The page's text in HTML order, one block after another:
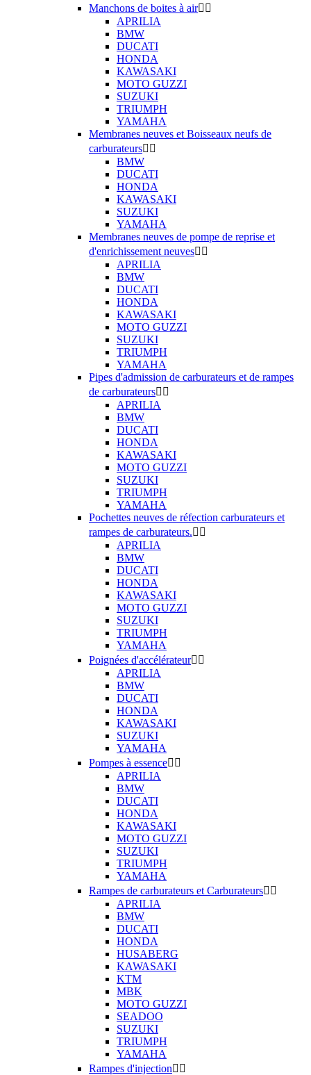
Manchons de boites à air 
APRILIA
BMW
DUCATI
HONDA
KAWASAKI
MOTO GUZZI
SUZUKI
TRIUMPH
YAMAHA
Membranes neuves et Boisseaux neufs de
carburateurs 
BMW
DUCATI
HONDA
KAWASAKI
SUZUKI
YAMAHA
Membranes neuves de pompe de reprise et
d'enrichissement neuves 
APRILIA
BMW
DUCATI
HONDA
KAWASAKI
MOTO GUZZI
SUZUKI
TRIUMPH
YAMAHA
Pipes d'admission de carburateurs et de rampes
de carburateurs 
APRILIA
BMW
DUCATI
HONDA
KAWASAKI
MOTO GUZZI
SUZUKI
TRIUMPH
YAMAHA
Pochettes neuves de réfection carburateurs et
rampes de carburateurs. 
APRILIA
BMW
DUCATI
HONDA
KAWASAKI
MOTO GUZZI
SUZUKI
TRIUMPH
YAMAHA
Poignées d'accélérateur 
APRILIA
BMW
DUCATI
HONDA
KAWASAKI
SUZUKI
YAMAHA
Pompes à essence 
APRILIA
BMW
DUCATI
HONDA
KAWASAKI
MOTO GUZZI
SUZUKI
TRIUMPH
YAMAHA
Rampes de carburateurs et Carburateurs 
APRILIA
BMW
DUCATI
HONDA
HUSABERG
KAWASAKI
KTM
MBK
MOTO GUZZI
SEADOO
SUZUKI
TRIUMPH
YAMAHA
Rampes d'injection 